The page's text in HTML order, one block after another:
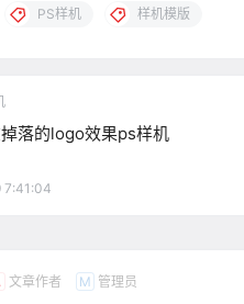
PS样机 样机模版
落的logo效果ps样机
7:41:04
文章作者 M 管理员